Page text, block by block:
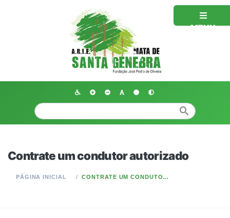
MENU
search
Contrate um condutor autorizado
PÁGINA INICIAL CONTRATE UM CONDUTOR AUTORIZADO